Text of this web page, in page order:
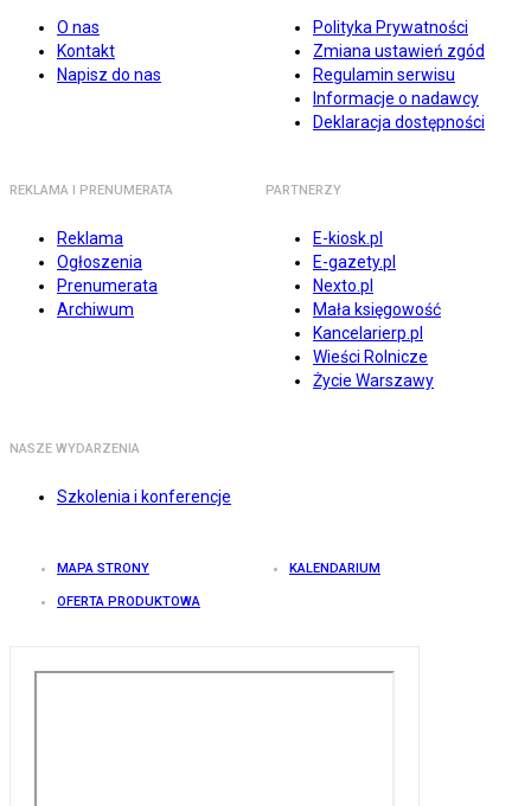
O nas
Kontakt
Napisz do nas
Polityka Prywatności
Zmiana ustawień zgód
Regulamin serwisu
Informacje o nadawcy
Deklaracja dostępności
REKLAMA I PRENUMERATA
Reklama
Ogłoszenia
Prenumerata
Archiwum
PARTNERZY
E-kiosk.pl
E-gazety.pl
Nexto.pl
Mała księgowość
Kancelarierp.pl
Wieści Rolnicze
Życie Warszawy
NASZE WYDARZENIA
Szkolenia i konferencje
MAPA STRONY KALENDARIUM
OFERTA PRODUKTOWA